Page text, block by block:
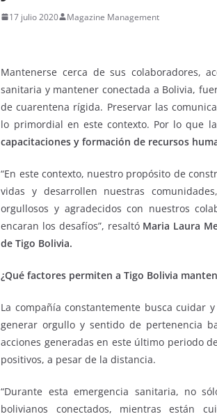
17 julio 2020 Magazine Management
Mantenerse cerca de sus colaboradores,
sanitaria y mantener conectada a Bolivia,
de cuarentena rígida. Preservar las
lo primordial en este contexto. Por lo que
capacitaciones y formación de recursos
“En este contexto, nuestro propósito de
vidas y desarrollen nuestras
orgullosos y agradecidos con nuestros
encaran los desafíos”, resaltó Maria Laura
de Tigo Bolivia.
¿Qué factores permiten a Tigo Bolivia
La compañía constantemente busca cuidar
generar orgullo y sentido de pertenencia
acciones generadas en este último periodo
positivos, a pesar de la distancia.
“Durante esta emergencia sanitaria, no
bolivianos conectados, mientras están